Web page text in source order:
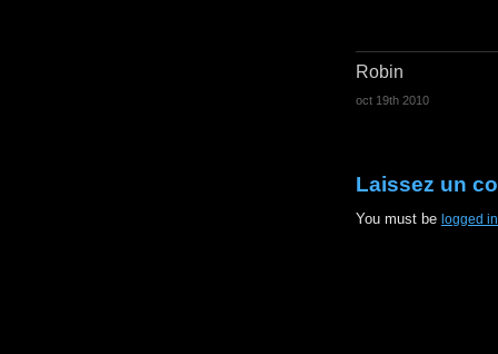
Robin
oct 19th 2010
Laissez un
You must be logged in